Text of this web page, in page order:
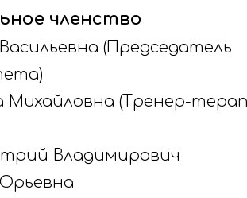
членство
(Председатель
Михайловна (Тренер-
Владимирович